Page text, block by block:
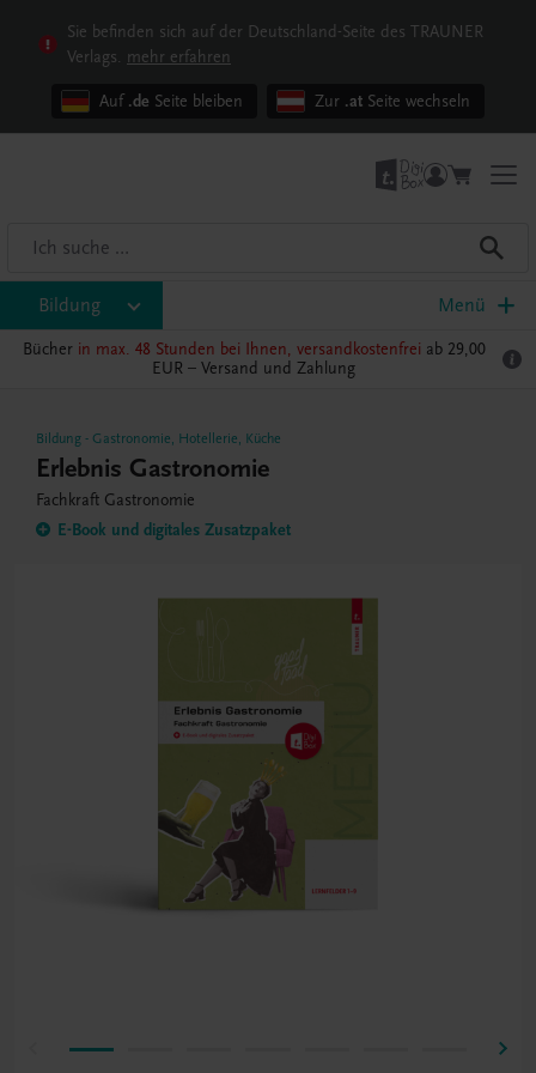
Sie befinden sich auf der Deutschland-Seite des TRAUNER
Verlags. mehr erfahren
Auf .de Seite bleiben Zur .at Seite wechseln
Bildung Menü
Bücher in max. 48 Stunden bei Ihnen, versandkostenfrei ab 29,00
EUR – Versand und Zahlung
Bildung - Gastronomie, Hotellerie, Küche
Erlebnis Gastronomie
Fachkraft Gastronomie
E-Book und digitales Zusatzpaket